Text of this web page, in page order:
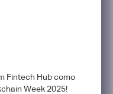
Fintech Hub como
Week 2025!